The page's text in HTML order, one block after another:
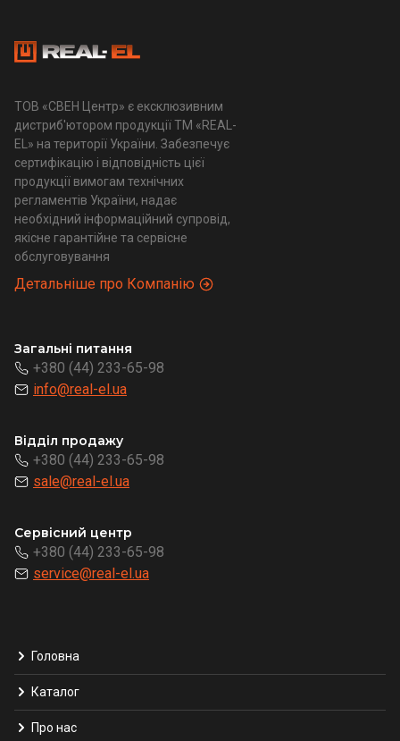
ТОВ «СВЕН Центр» є ексклюзивним
дистриб'ютором продукції ТМ «REAL-
EL» на території України. Забезпечує
сертифікацію і відповідність цієї
продукції вимогам технічних
регламентів України, надає
необхідний інформаційний супровід,
якісне гарантійне та сервісне
обслуговування
Детальніше про Компанію
Загальні питання
+380 (44) 233-65-98
info@real-el.ua
Відділ продажу
+380 (44) 233-65-98
sale@real-el.ua
Сервісний центр
+380 (44) 233-65-98
service@real-el.ua
Головна
Каталог
Про нас